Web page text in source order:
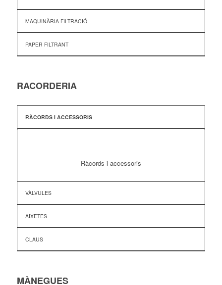
MAQUINÀRIA FILTRACIÓ
PAPER FILTRANT
RACORDERIA
RÀCORDS I ACCESSORIS
Ràcords i accessoris
VÀLVULES
AIXETES
CLAUS
MÀNEGUES